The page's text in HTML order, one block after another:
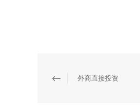
外商直接投资